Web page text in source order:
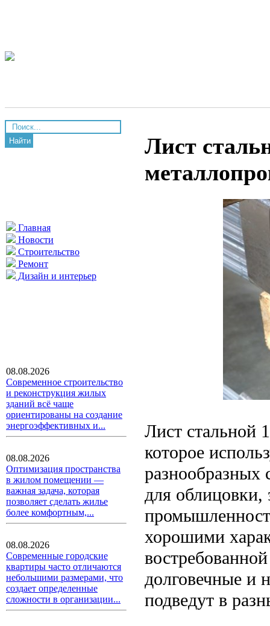
Найти
Главная
Новости
Строительство
Ремонт
Дизайн и интерьер
08.08.2026
Современное строительство
и реконструкция жилых
зданий всё чаще
ориентированы на создание
энергоэффективных и...
08.08.2026
Оптимизация пространства
в жилом помещении —
важная задача, которая
позволяет сделать жилье
более комфортным,...
08.08.2026
Современные городские
квартиры часто отличаются
небольшими размерами, что
создает определенные
сложности в организации...
Лист
Лист стальной
которое
разнообразных
для облицовки,
хорошими
долговечные и
подведут в